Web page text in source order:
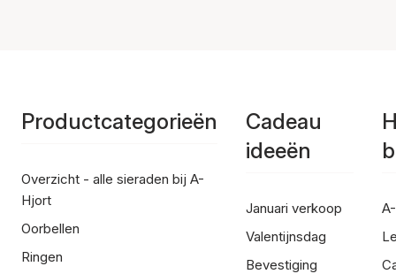
Productcategorieën
Overzicht - alle sieraden bij A-
Hjort
Oorbellen
Ringen
Cadeau
ideeën
Januari verkoop
Valentijnsdag
Bevestiging